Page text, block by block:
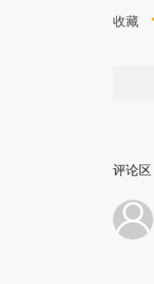
收藏
评论区